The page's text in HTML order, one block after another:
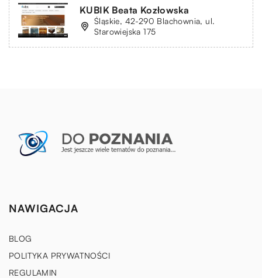
KUBIK Beata Kozłowska
Śląskie, 42-290 Blachownia, ul.
Starowiejska 175
NAWIGACJA
BLOG
POLITYKA PRYWATNOŚCI
REGULAMIN